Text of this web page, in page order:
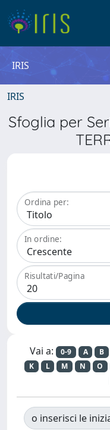
IRIS
IRIS
Sfoglia per
Ordina per:
In ordine:
Risultati/Pagina
Vai a: 0-9 A B
K
L M N O
o inserisci le